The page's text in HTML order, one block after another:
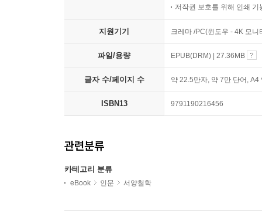
저작권 보호를 위해 인쇄 기
지원기기 크레마 /PC(윈도우 - 4K 모
파일/용량 EPUB(DRM) | 27.36MB
글자 수/페이지 수 약 22.5만자, 약 7만 단어,
ISBN13 9791190216456
관련분류
카테고리 분류
eBook 인문 서양철학